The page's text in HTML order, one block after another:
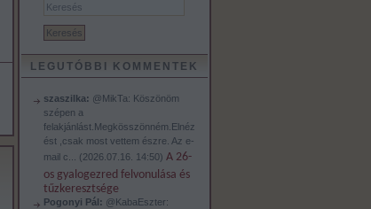
LEGUTÓBBI KOMMENTEK
szaszilka: @MikTa: Köszönöm
szépen a
felakjánlást.Megkösszönném.Elnéz
ést ,csak most vettem észre. Az e-
mail c...
(2026.07.16. 14:50) A 26-
os gyalogezred felvonulása és
tűzkeresztsége
Pogonyi Pál: @KabaEszter: